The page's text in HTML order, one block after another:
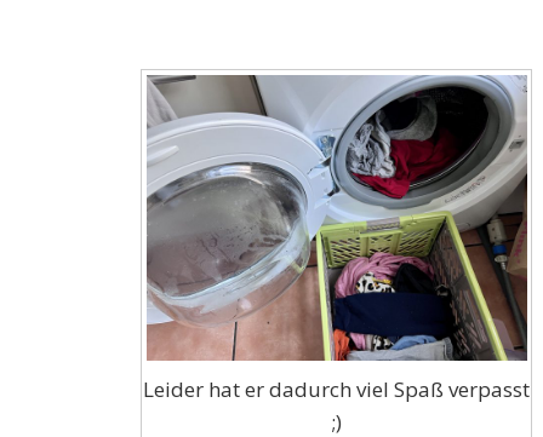
Leider hat er dadurch viel Spaß verpasst
;)